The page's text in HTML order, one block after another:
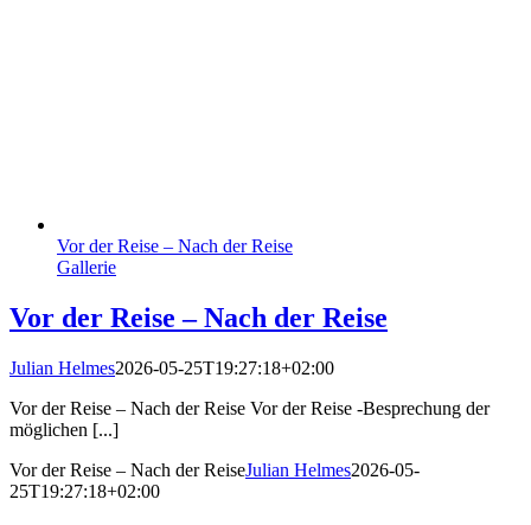
Vor der Reise – Nach der Reise
Gallerie
Vor der Reise – Nach der Reise
Julian Helmes2026-05-25T19:27:18+02:00
Vor der Reise – Nach der Reise Vor der Reise -Besprechung der
möglichen [...]
Vor der Reise – Nach der ReiseJulian Helmes2026-05-
25T19:27:18+02:00